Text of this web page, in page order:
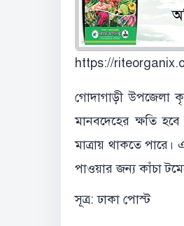
https://
গোদাগাড়ী উপজেলা
মানবদেহের ক্ষতি
মাত্রায় থাকতে
পাওয়ার জন্য কাঁচা
সূত্র: ঢাকা পোস্ট